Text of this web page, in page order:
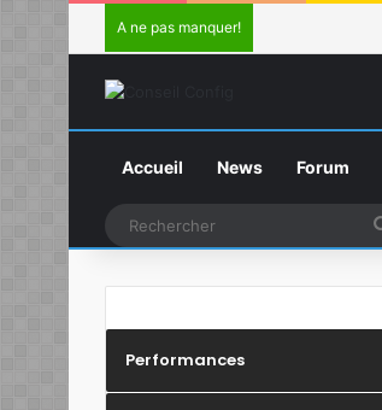
A ne pas manquer!
Accueil News Forum
Performances